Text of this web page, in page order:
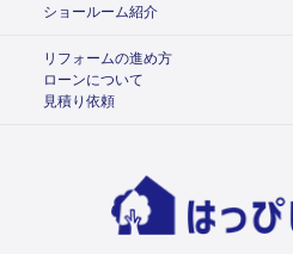
ショールーム紹介
リフォームの進め方
ローンについて
見積り依頼